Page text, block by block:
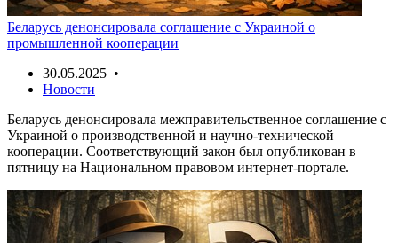
Беларусь денонсировала соглашение с Украиной о
промышленной кооперации
30.05.2025 •
Новости
Беларусь денонсировала межправительственное соглашение с
Украиной о производственной и научно-технической
кооперации. Соответствующий закон был опубликован в
пятницу на Национальном правовом интернет-портале.